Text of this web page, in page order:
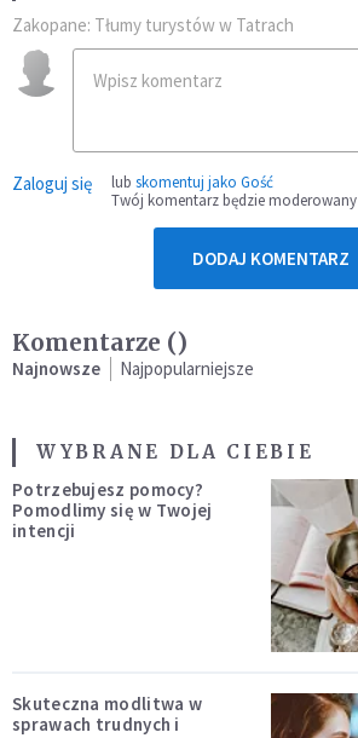
Zakopane: Tłumy turystów w Tatrach
Zaloguj się lub skomentuj jako Gość
Twój komentarz będzie moderowany
DODAJ KOMENTARZ
Komentarze ()
Najnowsze Najpopularniejsze
WYBRANE DLA CIEBIE
Potrzebujesz pomocy?
Pomodlimy się w Twojej
intencji
Skuteczna modlitwa w
sprawach trudnych i